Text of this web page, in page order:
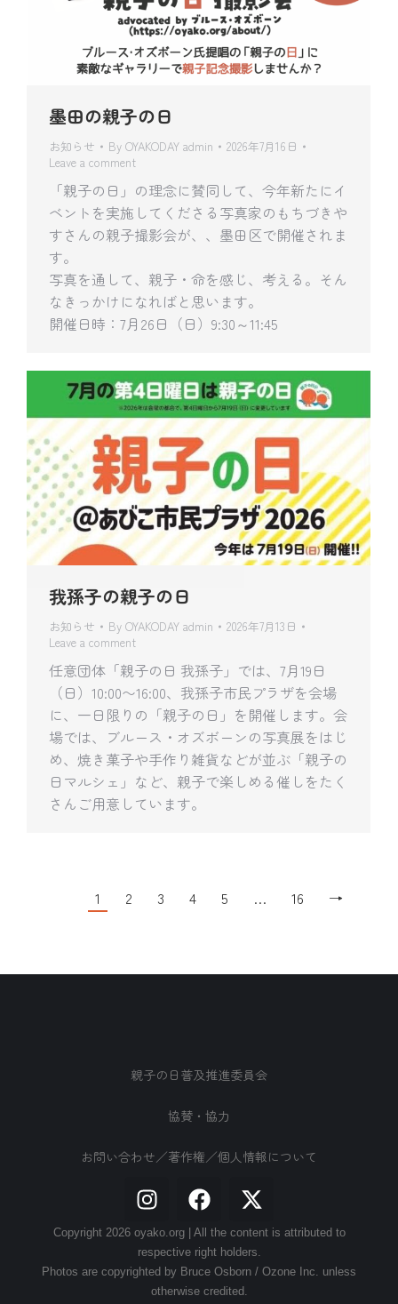
墨田の親子の日
お知らせ By OYAKODAY admin
2026年7月16日
Leave a comment
「親子の日」の理念に賛同して、今年新たにイ
ベントを実施してくださる写真家のもちづきや
すさんの親子撮影会が、、墨田区で開催されま
す。
写真を通して、親子・命を感じ、考える。そん
なきっかけになればと思います。
開催日時：7月26日（日）9:30～11:45
我孫子の親子の日
お知らせ By OYAKODAY admin
2026年7月13日
Leave a comment
任意団体「親子の日 我孫子」では、7月19日
（日）10:00〜16:00、我孫子市民プラザを会場
に、一日限りの「親子の日」を開催します。会
場では、ブルース・オズボーンの写真展をはじ
め、焼き菓子や手作り雑貨などが並ぶ「親子の
日マルシェ」など、親子で楽しめる催しをたく
さんご用意しています。
1 2 3 4 5 … 16 →
親子の日普及推進委員会
協賛・協力
お問い合わせ／著作権／個人情報について
Copyright 2026 oyako.org | All the content is attributed to
respective right holders.
Photos are copyrighted by Bruce Osborn / Ozone Inc. unless
otherwise credited.